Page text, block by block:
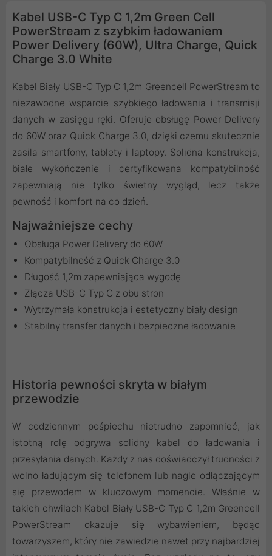
Kabel USB-C Typ C 1,2m Green Cell
PowerStream z szybkim ładowaniem
Power Delivery (60W), Ultra Charge, Quick
Charge 3.0 White
Kabel Biały USB-C Typ C 1,2m Greencell PowerStream to
niezawodne wsparcie szybkiego ładowania i transmisji
danych w zasięgu ręki. Oferuje obsługę Power Delivery
do 60W oraz Quick Charge 3.0, dzięki czemu skutecznie
zasila smartfony, tablety i laptopy. Solidna konstrukcja,
białe wykończenie i certyfikowana kompatybilność
zapewniają nie tylko świetny wygląd, lecz także
pewność i komfort na co dzień.
Najważniejsze cechy
Obsługa Power Delivery do 60W
Kompatybilność z Quick Charge 3.0
Długość 1,2m zapewniająca wygodę
Złącza USB-C Typ C z obu stron
Wytrzymała konstrukcja i estetyczny biały design
Stabilny transfer danych i bezpieczne ładowanie
Historia pewności skryta w białym
przewodzie
W codziennym pośpiechu nietrudno zapomnieć, jak
istotną rolę odgrywa solidny kabel do ładowania i
przesyłania danych. Każdy z nas doświadczył trudności z
wolno ładującym się telefonem lub nagle odłączającym
się przewodem w kluczowym momencie. Właśnie w
takich chwilach Kabel Biały USB-C Typ C 1,2m Greencell
PowerStream okazuje się wybawieniem, będąc
towarzyszem, który nie zawiedzie nawet przy najbardziej